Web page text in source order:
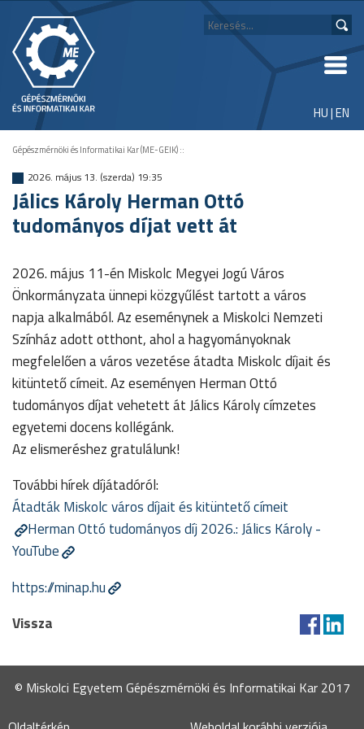
HU|EN
Gépészmérnöki és Informatikai Kar (ME-GEIK)::
2026. május 13. (szerda) 19:35
Jálics Károly Herman Ottó
tudományos díjat vett át
2026. május 11-én Miskolc Megyei Jogú Város
Önkormányzata ünnepi közgyűlést tartott a város
napja alkalmából. Az eseménynek a Miskolci Nemzeti
Színház adott otthont, ahol a hagyományoknak
megfelelően a város vezetése átadta Miskolc díjait és
kitüntető címeit. Az eseményen Herman Ottó
tudományos díjat vehetett átJálics Károlycímzetes
egyetemi docens kollégánk.
Az elismeréshez gratulálunk!
További hírek díjátadóról:
Átadták Miskolc város díjait és kitüntető címeit
Herman Ottó tudományos díj 2026.: Jálics Károly -
YouTube
https://minap.hu
Vissza
© Miskolci Egyetem Gépészmérnöki és Informatikai Kar 2017